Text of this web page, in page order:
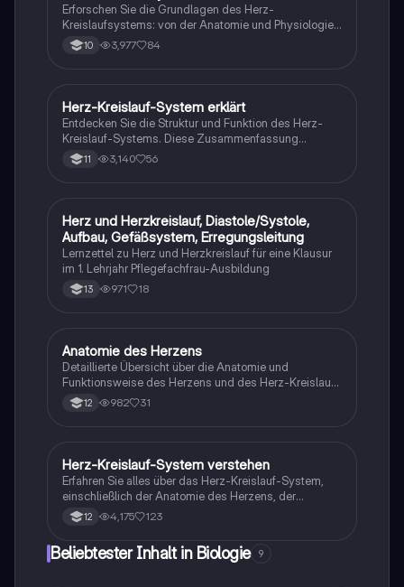
Erforschen Sie die Grundlagen des Herz-
Kreislaufsystems: von der Anatomie und Physiologie
des Herzens über die Arbeitsphasen (Systole und
Diastole) bis hin zur Sauerstoffversorgung und den
die Funktionen und Kenngrößen des Herzens sowie
das Erregungsleitungssystem. Ideal für Studierende
der Medizin und Biologie.
10 3,977 84
Biologie
Herz-Kreislauf-System erklärt
Entdecken Sie die Struktur und Funktion des Herz-
Kreislauf-Systems. Diese Zusammenfassung
behandelt die Blutgefäße, den Blutfluss, die
Herzklappen und die Phasen der Herzkontraktion
Kreislauffunktionen erlangen möchten.
11 3,140 56
Biologie
Herz und Herzkreislauf, Diastole/Systole,
Aufbau, Gefäßsystem, Erregungsleitung
Lernzettel zu Herz und Herzkreislauf für eine Klausur
im 1. Lehrjahr Pflegefachfrau-Ausbildung
13 971 18
Biologie
Anatomie des Herzens
Detaillierte Übersicht über die Anatomie und
Funktionsweise des Herzens und des Herz-Kreislauf-
Systems. Erfahren Sie mehr über Systole, Diastole, die
Struktur des Herzens, die Blutversorgung und die
Schaubilder.
12 982 31
Biologie
Herz-Kreislauf-System verstehen
Erfahren Sie alles über das Herz-Kreislauf-System,
einschließlich der Anatomie des Herzens, der
Funktionen, der Herzfrequenz, der
Kreislaufkrankheiten und der Auswirkungen von
Zusammenfassung bietet wichtige Informationen für
12 4,175 123
Beliebtester Inhalt in Biologie 9